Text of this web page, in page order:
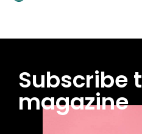
Subscribe
magazine